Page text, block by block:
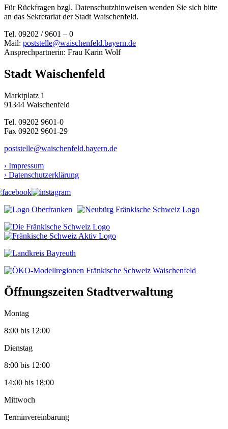
Für Rückfragen bzgl. Datenschutzhinweisen wenden Sie sich bitte
an das Sekretariat der Stadt Waischenfeld.
Tel. 09202 / 9601 – 0
Mail: poststelle@waischenfeld.bayern.de
Ansprechpartnerin: Frau Karin Wolf
Stadt Waischenfeld
Marktplatz 1
91344 Waischenfeld
Tel. 09202 9601-0
Fax 09202 9601-29
poststelle@waischenfeld.bayern.de
› Impressum
› Datenschutzerklärung
Öffnungszeiten Stadtverwaltung
Montag
8:00 bis 12:00
Dienstag
8:00 bis 12:00
14:00 bis 18:00
Mittwoch
Terminvereinbarung